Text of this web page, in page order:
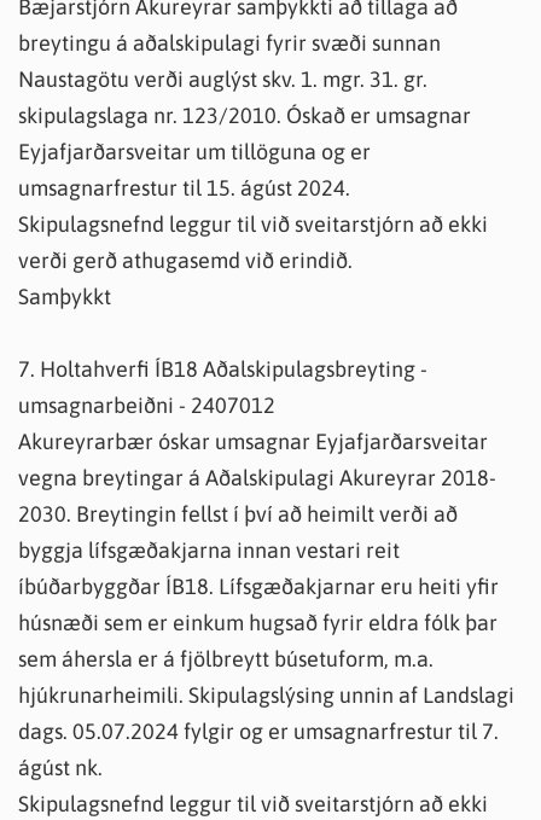
Bæjarstjórn Akureyrar samþykkti að tillaga að
breytingu á aðalskipulagi fyrir svæði sunnan
Naustagötu verði auglýst skv. 1. mgr. 31. gr.
skipulagslaga nr. 123/2010. Óskað er umsagnar
Eyjafjarðarsveitar um tillöguna og er
umsagnarfrestur til 15. ágúst 2024.
Skipulagsnefnd leggur til við sveitarstjórn að ekki
verði gerð athugasemd við erindið.
Samþykkt
7. Holtahverfi ÍB18 Aðalskipulagsbreyting -
umsagnarbeiðni - 2407012
Akureyrarbær óskar umsagnar Eyjafjarðarsveitar
vegna breytingar á Aðalskipulagi Akureyrar 2018-
2030. Breytingin fellst í því að heimilt verði að
byggja lífsgæðakjarna innan vestari reit
íbúðarbyggðar ÍB18. Lífsgæðakjarnar eru heiti yfir
húsnæði sem er einkum hugsað fyrir eldra fólk þar
sem áhersla er á fjölbreytt búsetuform, m.a.
hjúkrunarheimili. Skipulagslýsing unnin af Landslagi
dags. 05.07.2024 fylgir og er umsagnarfrestur til 7.
ágúst nk.
Skipulagsnefnd leggur til við sveitarstjórn að ekki